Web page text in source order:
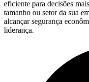
eficiente para decisões
tamanho ou setor da sua
alcançar segurança
liderança.